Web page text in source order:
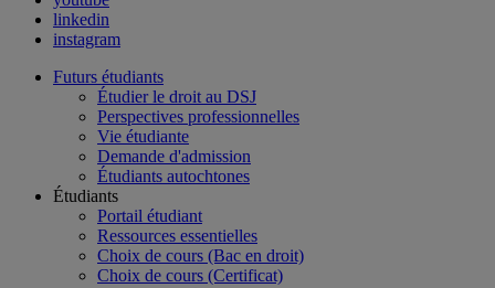
linkedin
instagram
Futurs étudiants
Étudier le droit au DSJ
Perspectives professionnelles
Vie étudiante
Demande d'admission
Étudiants autochtones
Étudiants
Portail étudiant
Ressources essentielles
Choix de cours (Bac en droit)
Choix de cours (Certificat)